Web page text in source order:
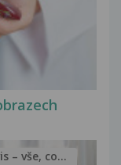
– vše, co...